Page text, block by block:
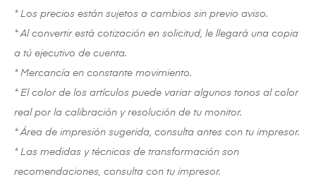
* Los precios están sujetos a cambios sin previo aviso.
* Al convertir está cotización en solicitud, le llegará una copia
a tú ejecutivo de cuenta.
* Mercancía en constante movimiento.
* El color de los artículos puede variar algunos tonos al color
real por la calibración y resolución de tu monitor.
* Área de impresión sugerida, consulta antes con tu impresor.
* Las medidas y técnicas de transformación son
recomendaciones, consulta con tu impresor.